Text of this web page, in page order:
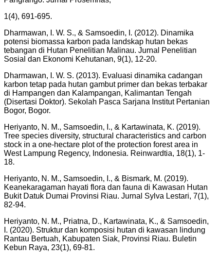
1(4), 691-695.
Dharmawan, I. W. S., & Samsoedin, I. (2012). Dinamika
potensi biomassa karbon pada landskap hutan bekas
tebangan di Hutan Penelitian Malinau. Jurnal Penelitian
Sosial dan Ekonomi Kehutanan, 9(1), 12-20.
Dharmawan, I. W. S. (2013). Evaluasi dinamika cadangan
karbon tetap pada hutan gambut primer dan bekas terbakar
di Hampangen dan Kalampangan, Kalimantan Tengah
(Disertasi Doktor). Sekolah Pasca Sarjana Institut Pertanian
Bogor, Bogor.
Heriyanto, N. M., Samsoedin, I., & Kartawinata, K. (2019).
Tree species diversity, structural characteristics and carbon
stock in a one-hectare plot of the protection forest area in
West Lampung Regency, Indonesia. Reinwardtia, 18(1), 1-
18.
Heriyanto, N. M., Samsoedin, I., & Bismark, M. (2019).
Keanekaragaman hayati flora dan fauna di Kawasan Hutan
Bukit Datuk Dumai Provinsi Riau. Jurnal Sylva Lestari, 7(1),
82-94.
Heriyanto, N. M., Priatna, D., Kartawinata, K., & Samsoedin,
I. (2020). Struktur dan komposisi hutan di kawasan lindung
Rantau Bertuah, Kabupaten Siak, Provinsi Riau. Buletin
Kebun Raya, 23(1), 69-81.